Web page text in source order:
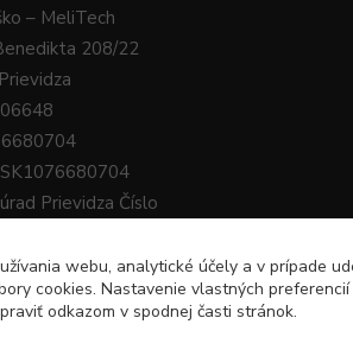
– MeliTech
208/22
Prievidza Číslo
webu, analytické účely a v prípade
cookies. Nastavenie vlastných
odkazom v spodnej časti stránok.